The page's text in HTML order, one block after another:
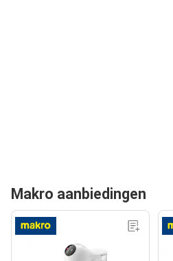
Makro aanbiedingen